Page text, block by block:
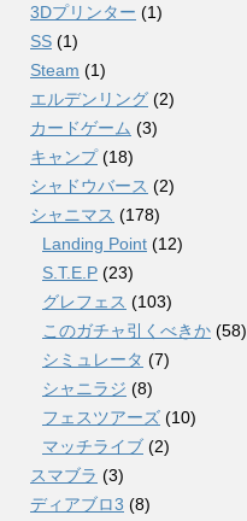
3Dプリンター (1)
SS (1)
Steam (1)
エルデンリング (2)
カードゲーム (3)
キャンプ(18)
シャドウバース (2)
シャニマス (178)
Landing Point (12)
S.T.E.P (23)
グレフェス (103)
このガチャ引くべきか (58)
シミュレータ (7)
シャニラジ (8)
フェスツアーズ (10)
マッチライブ (2)
スマブラ (3)
ディアブロ3 (8)